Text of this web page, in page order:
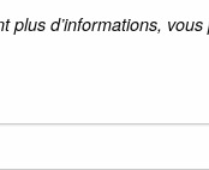
d’informations,